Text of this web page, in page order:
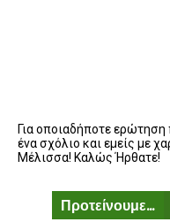
Για οποιαδήποτε
ένα σχόλιο και εμείς με
Μέλισσα! Καλώς Ήρθατε!
Προτείνουμε...